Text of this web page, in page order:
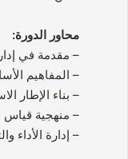
محاور الدورة:
– مقدمة في
– المفاهيم
– بناء الإطار
– منهجية قياس
– إدارة الأداء